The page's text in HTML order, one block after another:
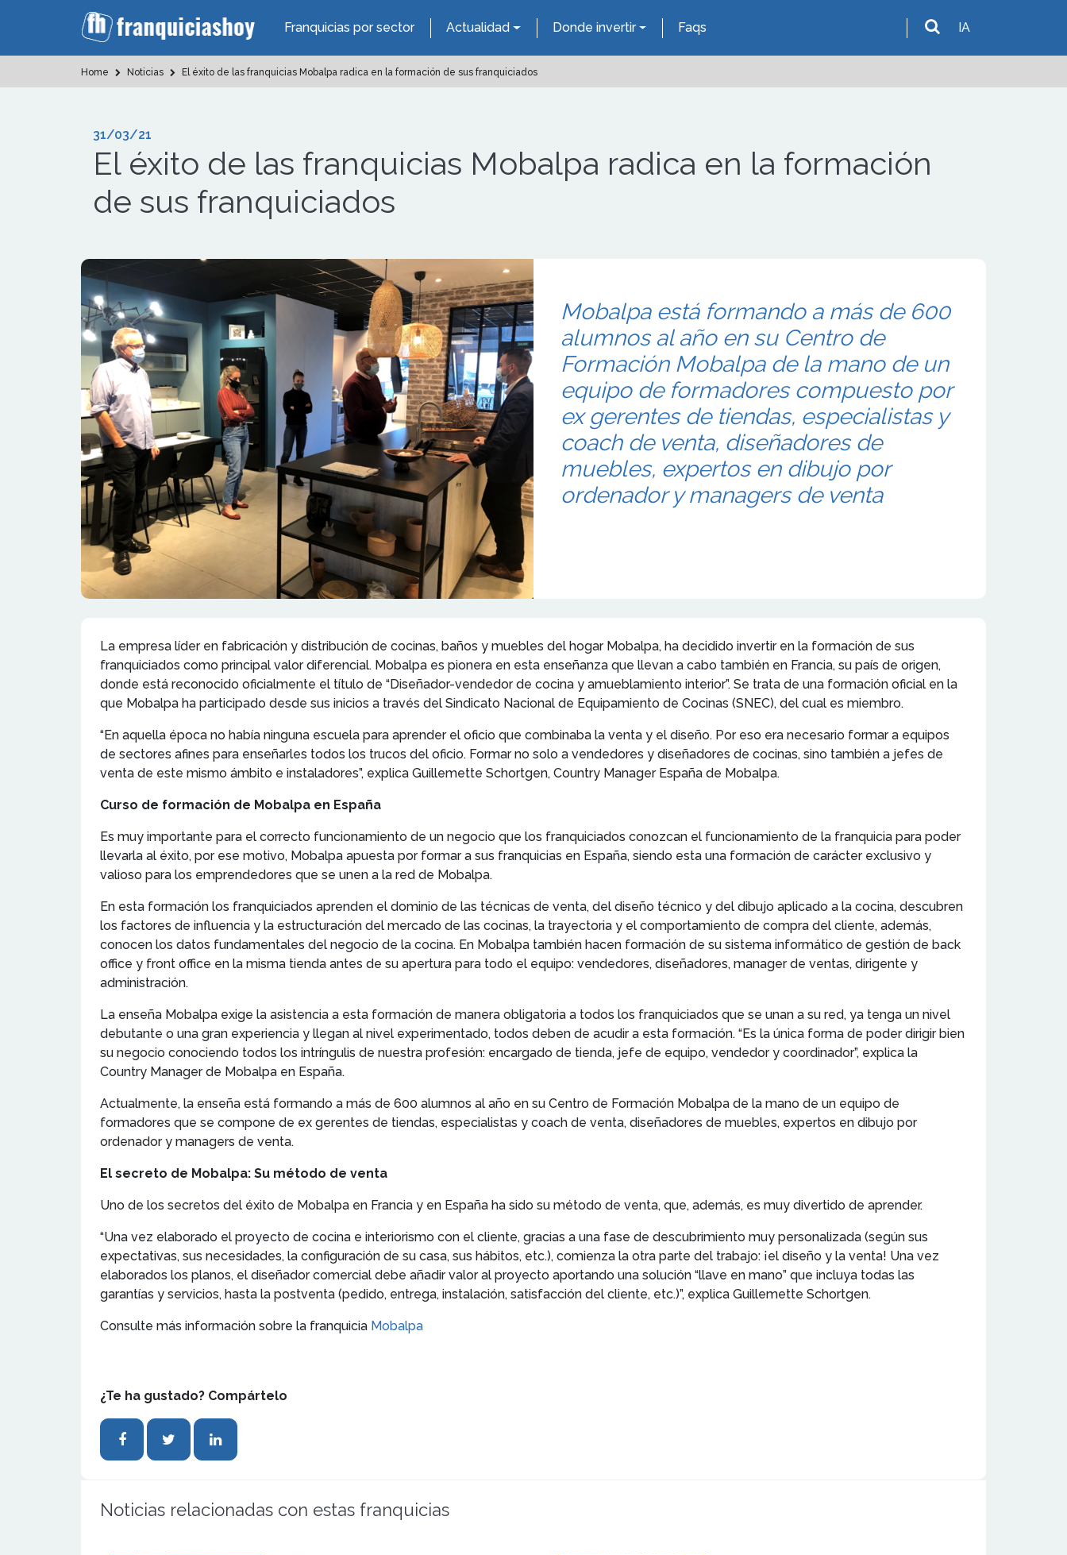
Franquicias por sector Actualidad Donde invertir Faqs IA
Home Noticias El éxito de las franquicias Mobalpa radica en la formación de sus franquiciados
31/03/21
El éxito de las franquicias Mobalpa radica en la formación
de sus franquiciados
Mobalpa está formando a más de 600
alumnos al año en su Centro de
Formación Mobalpa de la mano de un
equipo de formadores compuesto por
ex gerentes de tiendas, especialistas y
coach de venta, diseñadores de
muebles, expertos en dibujo por
ordenador y managers de venta
La empresa líder en fabricación y distribución de cocinas, baños y muebles del hogar Mobalpa, ha decidido invertir en la formación de sus
franquiciados como principal valor diferencial. Mobalpa es pionera en esta enseñanza que llevan a cabo también en Francia, su país de origen,
donde está reconocido oficialmente el título de “Diseñador-vendedor de cocina y amueblamiento interior”. Se trata de una formación oficial en la
que Mobalpa ha participado desde sus inicios a través del Sindicato Nacional de Equipamiento de Cocinas (SNEC), del cual es miembro.
“En aquella época no había ninguna escuela para aprender el oficio que combinaba la venta y el diseño. Por eso era necesario formar a equipos
de sectores afines para enseñarles todos los trucos del oficio. Formar no solo a vendedores y diseñadores de cocinas, sino también a jefes de
venta de este mismo ámbito e instaladores”, explica Guillemette Schortgen, Country Manager España de Mobalpa.
Curso de formación de Mobalpa en España
Es muy importante para el correcto funcionamiento de un negocio que los franquiciados conozcan el funcionamiento de la franquicia para poder
llevarla al éxito, por ese motivo, Mobalpa apuesta por formar a sus franquicias en España, siendo esta una formación de carácter exclusivo y
valioso para los emprendedores que se unen a la red de Mobalpa.
En esta formación los franquiciados aprenden el dominio de las técnicas de venta, del diseño técnico y del dibujo aplicado a la cocina, descubren
los factores de influencia y la estructuración del mercado de las cocinas, la trayectoria y el comportamiento de compra del cliente, además,
conocen los datos fundamentales del negocio de la cocina. En Mobalpa también hacen formación de su sistema informático de gestión de back
office y front office en la misma tienda antes de su apertura para todo el equipo: vendedores, diseñadores, manager de ventas, dirigente y
administración.
La enseña Mobalpa exige la asistencia a esta formación de manera obligatoria a todos los franquiciados que se unan a su red, ya tenga un nivel
debutante o una gran experiencia y llegan al nivel experimentado, todos deben de acudir a esta formación. “Es la única forma de poder dirigir bien
su negocio conociendo todos los intríngulis de nuestra profesión: encargado de tienda, jefe de equipo, vendedor y coordinador”, explica la
Country Manager de Mobalpa en España.
Actualmente, la enseña está formando a más de 600 alumnos al año en su Centro de Formación Mobalpa de la mano de un equipo de
formadores que se compone de ex gerentes de tiendas, especialistas y coach de venta, diseñadores de muebles, expertos en dibujo por
ordenador y managers de venta.
El secreto de Mobalpa: Su método de venta
Uno de los secretos del éxito de Mobalpa en Francia y en España ha sido su método de venta, que, además, es muy divertido de aprender.
“Una vez elaborado el proyecto de cocina e interiorismo con el cliente, gracias a una fase de descubrimiento muy personalizada (según sus
expectativas, sus necesidades, la configuración de su casa, sus hábitos, etc.), comienza la otra parte del trabajo: ¡el diseño y la venta! Una vez
elaborados los planos, el diseñador comercial debe añadir valor al proyecto aportando una solución “llave en mano” que incluya todas las
garantías y servicios, hasta la postventa (pedido, entrega, instalación, satisfacción del cliente, etc.)”, explica Guillemette Schortgen.
Consulte más información sobre la franquicia Mobalpa
¿Te ha gustado? Compártelo
Noticias relacionadas con estas franquicias